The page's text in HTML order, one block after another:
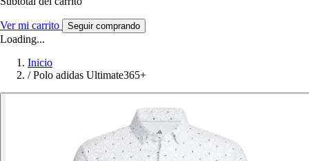
Ver mi carrito Seguir comprando
Loading...
Inicio
/ Polo adidas Ultimate365+